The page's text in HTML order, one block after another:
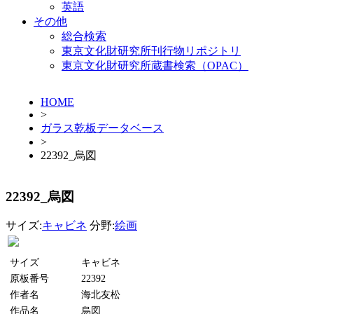
英語
その他
総合検索
東京文化財研究所刊行物リポジトリ
東京文化財研究所蔵書検索（OPAC）
HOME
>
ガラス乾板データベース
>
22392_烏図
22392_烏図
サイズ:キャビネ 分野:絵画
サイズ
キャビネ
原板番号
22392
作者名
海北友松
作品名
烏図